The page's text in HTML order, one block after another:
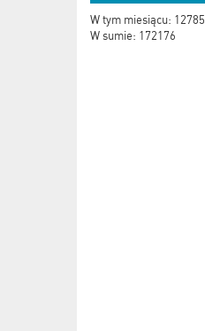
W tym miesiącu: 12785
W sumie: 172176